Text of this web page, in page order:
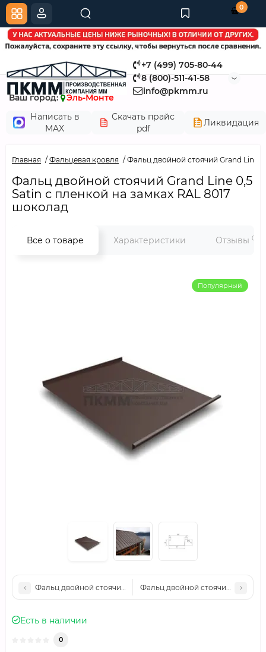
+7 (499) 705-80-44
8 (800)-511-41-58
info@pkmm.ru
Ваш город:
Эль-Монте
Написать в
MAX
Скачать прайс
pdf
Ликвидация
0
Главная Фальцевая кровля Фальц двойной стоячий Grand Line
Фальц двойной стоячий Grand Line 0,5
Satin с пленкой на замках RAL 8017
шоколад
Все о товаре Характеристики Отзывы 0
Популярный
Фальц двойной стоячий Grand Line 0,5 Satin с пленкой на
Фальц двойной стоячий Grand
Есть в наличии
0